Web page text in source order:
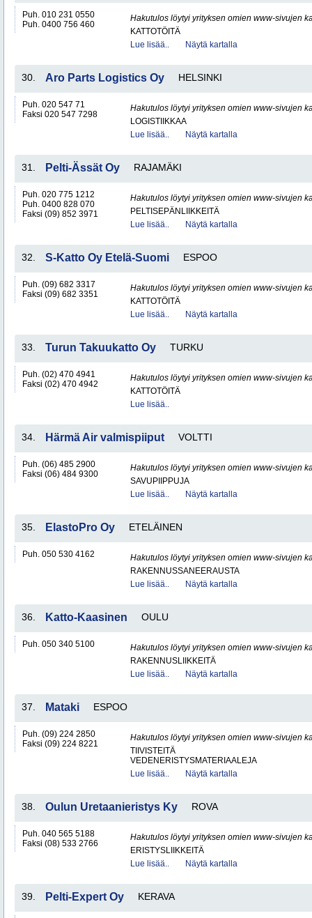
Puh. 010 231 0550
Puh. 0400 756 460
Hakutulos löytyi yrityksen omien www-sivujen
KATTOTÖITÄ
Lue lisää..
Näytä kartalla
30. Aro Parts Logistics Oy HELSINKI
Puh. 020 547 71
Faksi 020 547 7298
Hakutulos löytyi yrityksen omien www-sivujen
LOGISTIIKKAA
Lue lisää..
Näytä kartalla
31. Pelti-Ässät Oy RAJAMÄKI
Puh. 020 775 1212
Puh. 0400 828 070
Faksi (09) 852 3971
Hakutulos löytyi yrityksen omien www-sivujen
PELTISEPÄNLIIKKEITÄ
Lue lisää..
Näytä kartalla
32. S-Katto Oy Etelä-Suomi ESPOO
Puh. (09) 682 3317
Faksi (09) 682 3351
Hakutulos löytyi yrityksen omien www-sivujen
KATTOTÖITÄ
Lue lisää..
Näytä kartalla
33. Turun Takuukatto Oy TURKU
Puh. (02) 470 4941
Faksi (02) 470 4942
Hakutulos löytyi yrityksen omien www-sivujen
KATTOTÖITÄ
Lue lisää..
34. Härmä Air valmispiiput VOLTTI
Puh. (06) 485 2900
Faksi (06) 484 9300
Hakutulos löytyi yrityksen omien www-sivujen
SAVUPIIPPUJA
Lue lisää..
Näytä kartalla
35. ElastoPro Oy ETELÄINEN
Puh. 050 530 4162
Hakutulos löytyi yrityksen omien www-sivujen
RAKENNUSSANEERAUSTA
Lue lisää..
Näytä kartalla
36. Katto-Kaasinen OULU
Puh. 050 340 5100
Hakutulos löytyi yrityksen omien www-sivujen
RAKENNUSLIIKKEITÄ
Lue lisää..
Näytä kartalla
37. Mataki ESPOO
Puh. (09) 224 2850
Faksi (09) 224 8221
Hakutulos löytyi yrityksen omien www-sivujen
TIIVISTEITÄ
VEDENERISTYSMATERIAALEJA
Lue lisää..
Näytä kartalla
38. Oulun Uretaanieristys Ky ROVA
Puh. 040 565 5188
Faksi (08) 533 2766
Hakutulos löytyi yrityksen omien www-sivujen
ERISTYSLIIKKEITÄ
Lue lisää..
Näytä kartalla
39. Pelti-Expert Oy KERAVA